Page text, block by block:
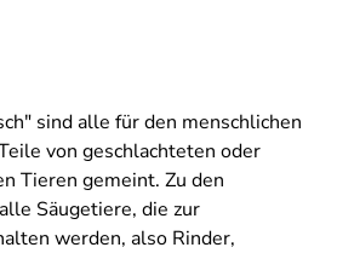
sind alle für den menschlichen
von geschlachteten oder
Tieren gemeint. Zu den
Säugetiere, die zur
werden, also Rinder,